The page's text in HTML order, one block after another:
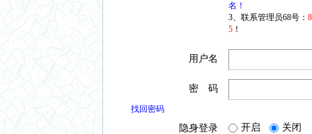
名！
3、联系管理员68号：
5 ！
用户名
密 码
找回密码
隐身登录 开启 关闭